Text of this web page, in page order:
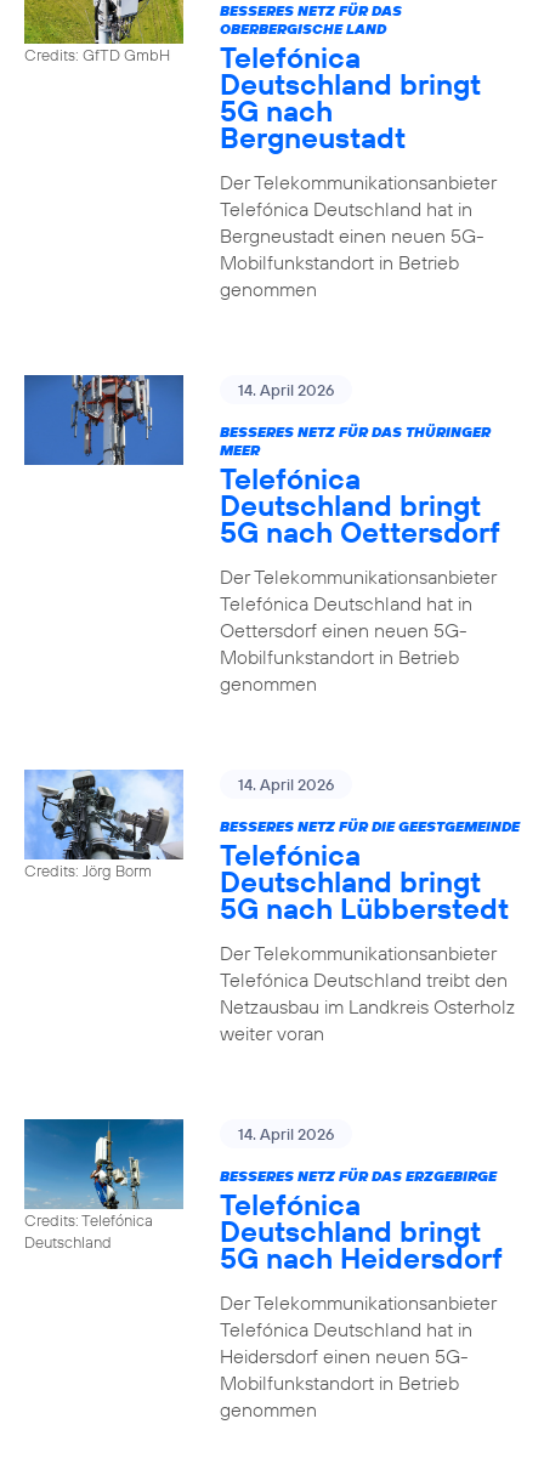
Credits: GfTD GmbH
BESSERES NETZ FÜR DAS
OBERBERGISCHE LAND
Telefónica
Deutschland bringt
5G nach
Bergneustadt
Der Telekommunikationsanbieter
Telefónica Deutschland hat in
Bergneustadt einen neuen 5G-
Mobilfunkstandort in Betrieb
genommen
14. April 2026
BESSERES NETZ FÜR DAS THÜRINGER
MEER
Telefónica
Deutschland bringt
5G nach Oettersdorf
Der Telekommunikationsanbieter
Telefónica Deutschland hat in
Oettersdorf einen neuen 5G-
Mobilfunkstandort in Betrieb
genommen
Credits: Jörg Borm
14. April 2026
BESSERES NETZ FÜR DIE GEESTGEMEINDE
Telefónica
Deutschland bringt
5G nach Lübberstedt
Der Telekommunikationsanbieter
Telefónica Deutschland treibt den
Netzausbau im Landkreis Osterholz
weiter voran
Credits: Telefónica
Deutschland
14. April 2026
BESSERES NETZ FÜR DAS ERZGEBIRGE
Telefónica
Deutschland bringt
5G nach Heidersdorf
Der Telekommunikationsanbieter
Telefónica Deutschland hat in
Heidersdorf einen neuen 5G-
Mobilfunkstandort in Betrieb
genommen